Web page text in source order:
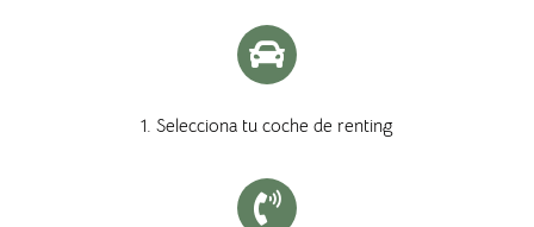
1. Selecciona tu coche de renting